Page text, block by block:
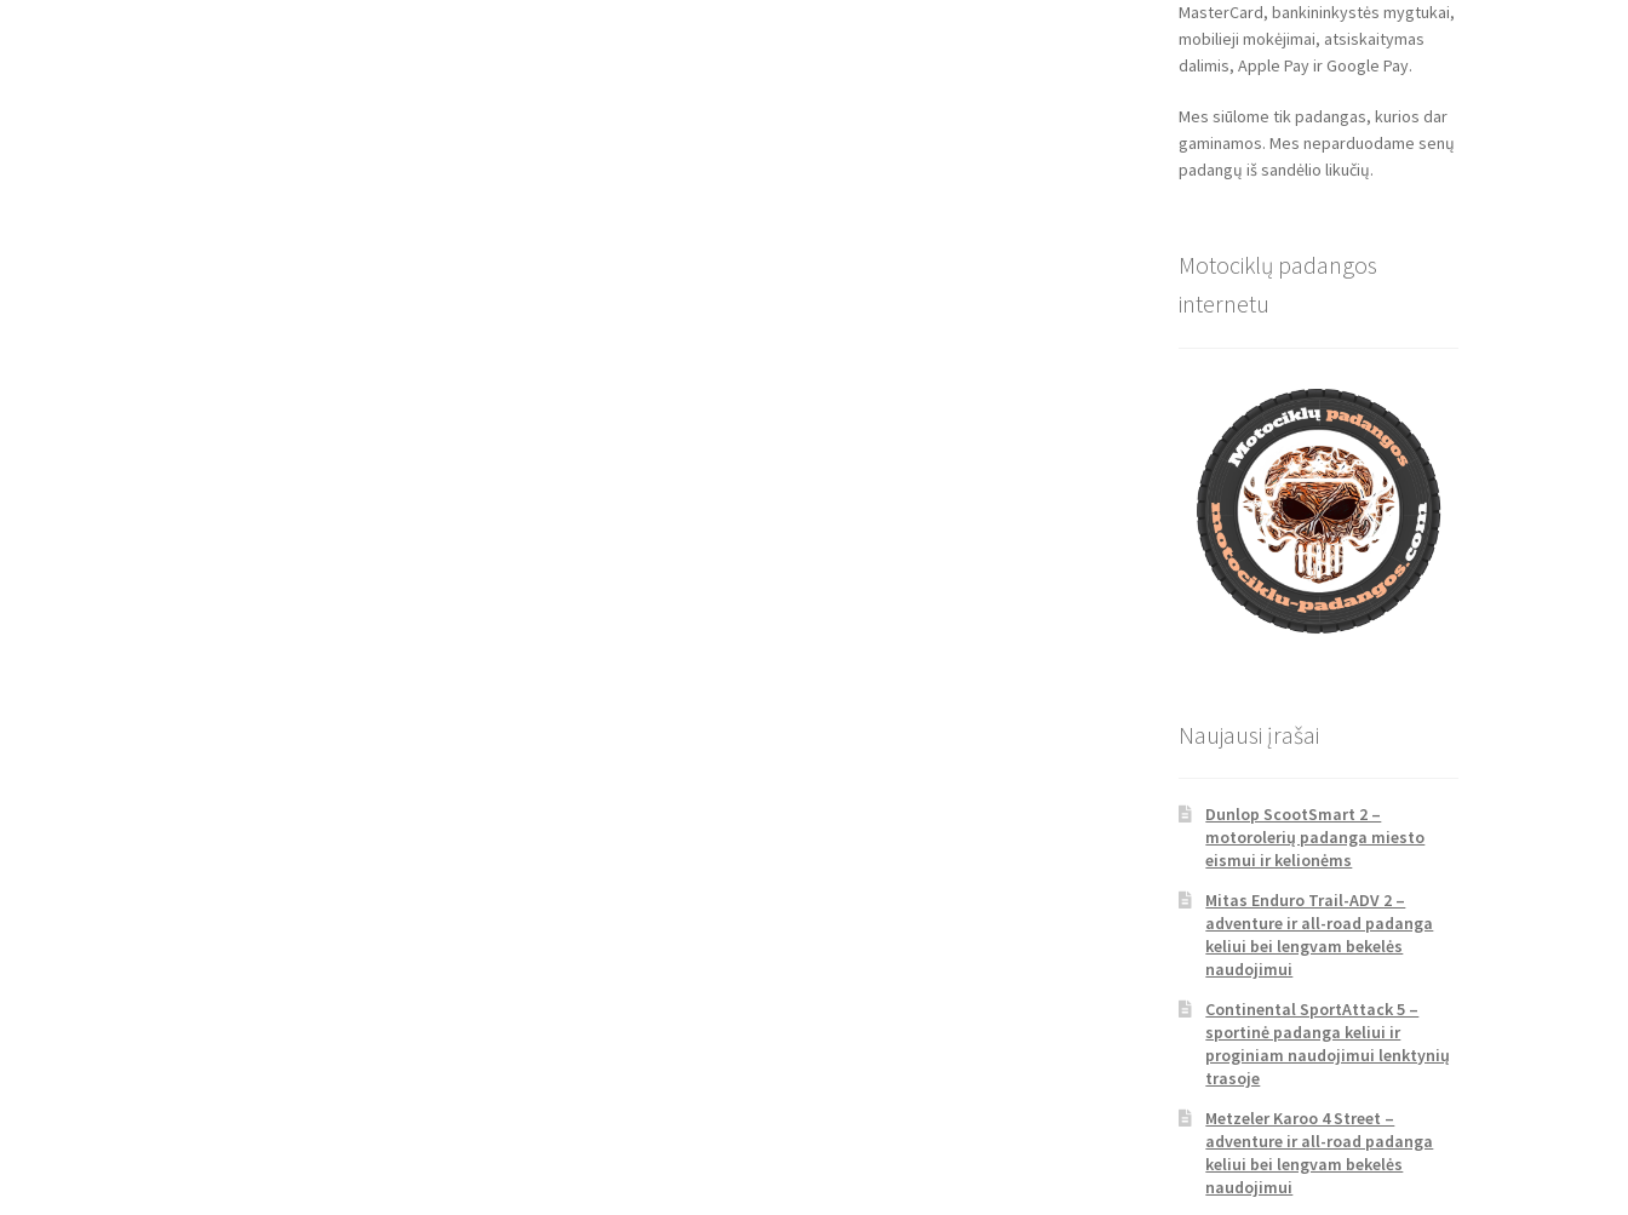
MasterCard, bankininkystės mygtukai,
mobilieji mokėjimai, atsiskaitymas
dalimis, Apple Pay ir Google Pay.
Mes siūlome tik padangas, kurios dar
gaminamos. Mes neparduodame senų
padangų iš sandėlio likučių.
Motociklų padangos
internetu
Naujausi įrašai
Dunlop ScootSmart 2 –
motorolerių padanga miesto
eismui ir kelionėms
Mitas Enduro Trail-ADV 2 –
adventure ir all-road padanga
keliui bei lengvam bekelės
naudojimui
Continental SportAttack 5 –
sportinė padanga keliui ir
proginiam naudojimui lenktynių
trasoje
Metzeler Karoo 4 Street –
adventure ir all-road padanga
keliui bei lengvam bekelės
naudojimui